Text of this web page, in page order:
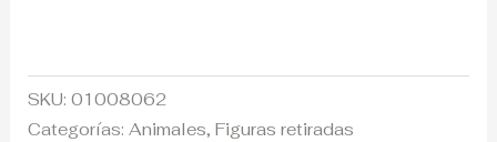
SKU:01008062
Categorías:Animales,Figuras retiradas